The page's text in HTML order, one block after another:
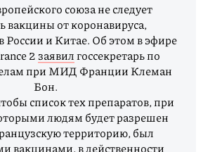
союза не следует
вакцины от коронавируса,
России и Китае. Об этом в эфире
2 заявилгоссекретарь по
при МИД Франции Клеман
Бон.
список тех препаратов, при
людям будет разрешен
территорию, был
вакцинами, в действенности